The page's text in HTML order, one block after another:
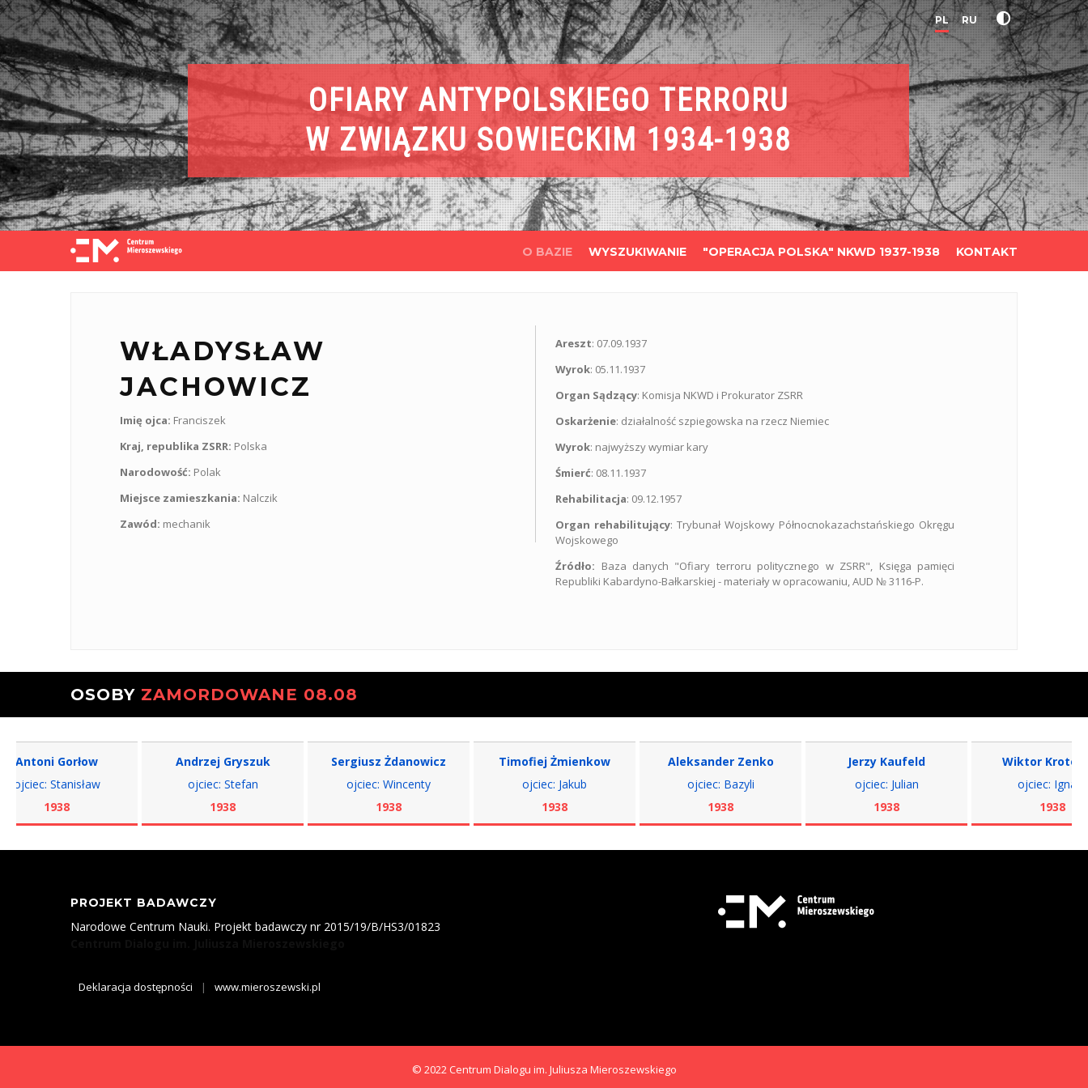
PL RU
OFIARY ANTYPOLSKIEGO TERRORU
W ZWIĄZKU SOWIECKIM 1934-1938
O BAZIE WYSZUKIWANIE "OPERACJA POLSKA" NKWD 1937-1938 KONTAKT
WŁADYSŁAW
JACHOWICZ
Imię ojca: Franciszek
Kraj, republika ZSRR: Polska
Narodowość: Polak
Miejsce zamieszkania: Nalczik
Zawód: mechanik
Areszt: 07.09.1937
Wyrok: 05.11.1937
Organ Sądzący: Komisja NKWD i Prokurator ZSRR
Oskarżenie: działalność szpiegowska na rzecz Niemiec
Wyrok: najwyższy wymiar kary
Śmierć: 08.11.1937
Rehabilitacja: 09.12.1957
Organ rehabilitujący: Trybunał Wojskowy Północnokazachstańskiego Okręgu
Wojskowego
Źródło: Baza danych "Ofiary terroru politycznego w ZSRR", Księga pamięci
Republiki Kabardyno-Bałkarskiej - materiały w opracowaniu, AUD № 3116-P.
OSOBY ZAMORDOWANE 08.08
Gorłow
Stanisław
Andrzej Gryszuk
ojciec: Stefan
Sergiusz Żdanowicz
ojciec: Wincenty
Timofiej Żmienkow
ojciec: Jakub
Aleksander Zenko
ojciec: Bazyli
Jerzy Kaufeld
ojciec: Julian
Wiktor Krotowicz
ojciec: Ignacy
PROJEKT BADAWCZY
Narodowe Centrum Nauki. Projekt badawczy nr 2015/19/B/HS3/01823
Deklaracja dostępności | www.mieroszewski.pl
© 2022 Centrum Dialogu im. Juliusza Mieroszewskiego